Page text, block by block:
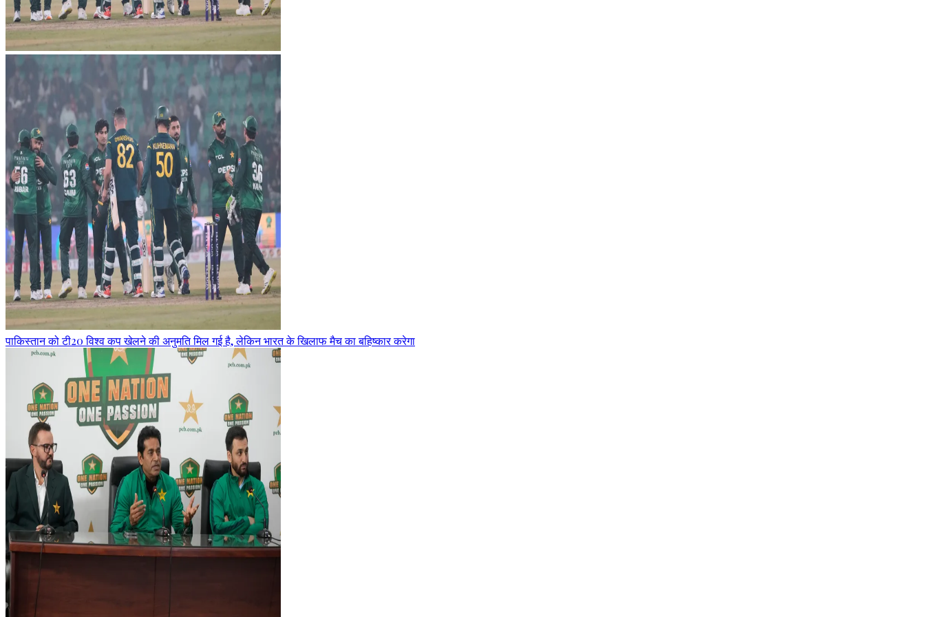
पाकिस्तान को टी20 विश्व कप खेलने की अनुमति मिल गई है, लेकिन भारत के खिलाफ मैच का बहिष्कार करेगा